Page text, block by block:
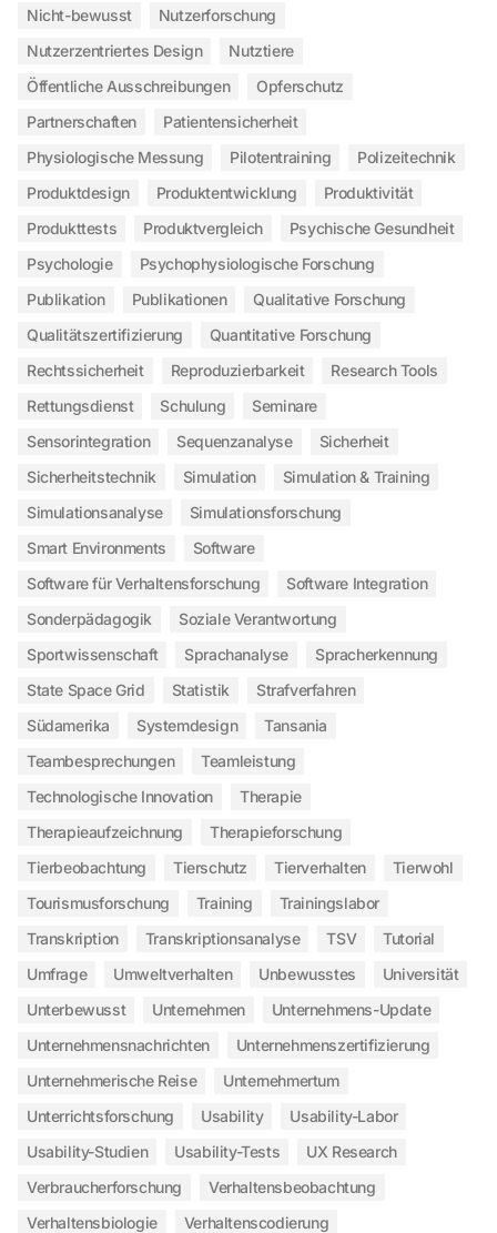
Nicht-bewusst
Nutzerforschung
Nutzerzentriertes Design
Nutztiere
Öffentliche Ausschreibungen
Opferschutz
Partnerschaften
Patientensicherheit
Physiologische Messung
Pilotentraining
Polizeitechnik
Produktdesign
Produktentwicklung
Produktivität
Produkttests
Produktvergleich
Psychische Gesundheit
Psychologie
Psychophysiologische Forschung
Publikation
Publikationen
Qualitative Forschung
Qualitätszertifizierung
Quantitative Forschung
Rechtssicherheit
Reproduzierbarkeit
Research Tools
Rettungsdienst
Schulung
Seminare
Sensorintegration
Sequenzanalyse
Sicherheit
Sicherheitstechnik
Simulation
Simulation & Training
Simulationsanalyse
Simulationsforschung
Smart Environments
Software
Software für Verhaltensforschung
Software Integration
Sonderpädagogik
Soziale Verantwortung
Sportwissenschaft
Sprachanalyse
Spracherkennung
State Space Grid
Statistik
Strafverfahren
Südamerika
Systemdesign
Tansania
Teambesprechungen
Teamleistung
Technologische Innovation
Therapie
Therapieaufzeichnung
Therapieforschung
Tierbeobachtung
Tierschutz Tierverhalten
Tierwohl
Tourismusforschung
Training
Trainingslabor
Transkription
Transkriptionsanalyse TSV
Tutorial
Umfrage
Umweltverhalten Unbewusstes
Universität
Unterbewusst
Unternehmen
Unternehmens-Update
Unternehmensnachrichten
Unternehmenszertifizierung
Unternehmerische Reise
Unternehmertum
Unterrichtsforschung
Usability
Usability-Labor
Usability-Studien
Usability-Tests
UX Research
Verbraucherforschung
Verhaltensbeobachtung
Verhaltensbiologie
Verhaltenscodierung